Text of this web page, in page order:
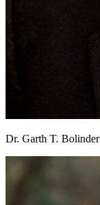
Dr. Garth T. Bolinder